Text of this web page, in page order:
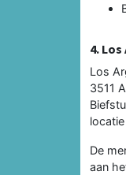
4.
Los
3511
De
aan